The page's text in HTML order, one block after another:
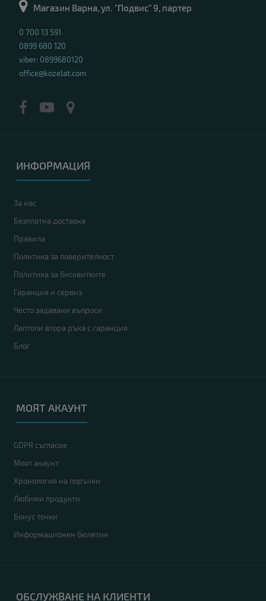
Магазин Варна, ул. "Подвис" 9, партер
0 700 13 591
0899 680 120
viber: 0899680120
office@kozelat.com
ИНФОРМАЦИЯ
За нас
Безплатна доставка
Правила
Политика за поверителност
Политика за бисквитките
Гаранция и сервиз
Често задавани въпроси
Лаптопи втора ръка с гаранция
Блог
МОЯТ АКАУНТ
GDPR съгласие
Моят акаунт
Хронология на поръчки
Любими продукти
Бонус точки
Информационен бюлетин
ОБСЛУЖВАНЕ НА КЛИЕНТИ